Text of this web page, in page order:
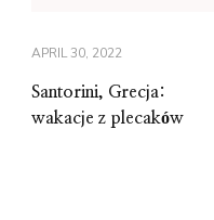
APRIL 30, 2022
Santorini, Grecja:
wakacje z plecaków